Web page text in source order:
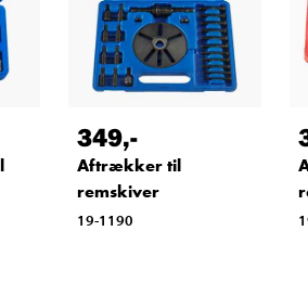
349,-
Aftrækker til
remskiver
19-1190